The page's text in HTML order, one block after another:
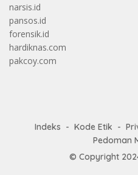
narsis.id
pansos.id
forensik.id
hardiknas.com
pakcoy.com
Indeks Kode Etik
Pedoman
© Copyright